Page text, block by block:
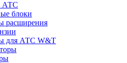
АТС
блоки
расширения
для АТС W&T